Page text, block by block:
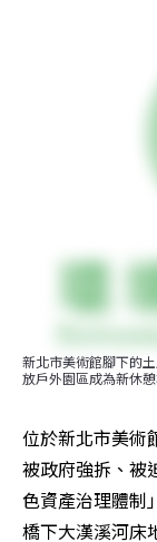
新北市美術館腳下的
放戶外園區成為新休
位於新北市美術
被政府強拆、被
色資產治理體制
橋下大漢溪河床